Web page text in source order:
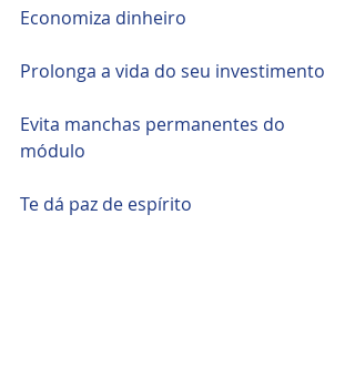
Economiza dinheiro
Prolonga a vida do seu investimento
Evita manchas permanentes do
módulo
Te dá paz de espírito